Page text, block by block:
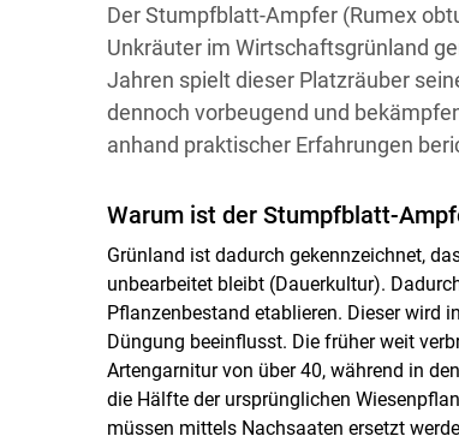
Der Stumpfblatt-Ampfer (Rumex
Unkräuter im Wirtschaftsgrünland
Jahren spielt dieser Platzräuber
dennoch vorbeugend und
anhand praktischer Erfahrungen
Warum ist der Stumpfblatt-
Grünland ist dadurch gekennzeichnet,
unbearbeitet bleibt (Dauerkultur).
Pflanzenbestand etablieren. Dieser wird
Düngung beeinflusst. Die früher weit
Artengarnitur von über 40, während in
die Hälfte der ursprünglichen
müssen mittels Nachsaaten ersetzt